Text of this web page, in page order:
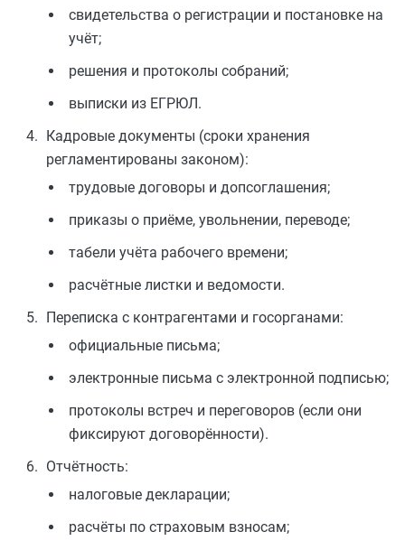
свидетельства о регистрации и постановке на
учёт;
решения и протоколы собраний;
выписки из ЕГРЮЛ.
Кадровые документы (сроки хранения
регламентированы законом):
трудовые договоры и допсоглашения;
приказы о приёме, увольнении, переводе;
табели учёта рабочего времени;
расчётные листки и ведомости.
Переписка с контрагентами и госорганами:
официальные письма;
электронные письма с электронной подписью;
протоколы встреч и переговоров (если они
фиксируют договорённости).
Отчётность:
налоговые декларации;
расчёты по страховым взносам;